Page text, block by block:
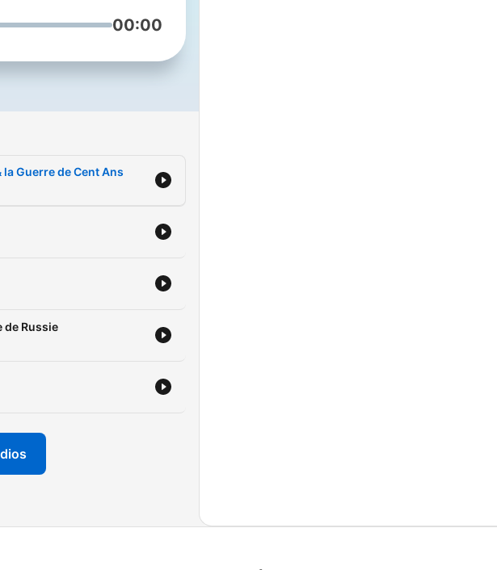
00:00
Guerre de Cent Ans
de Russie